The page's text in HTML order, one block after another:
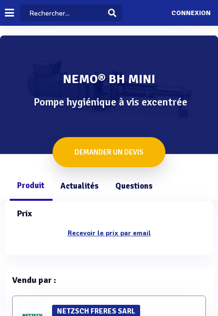
CONNEXION
NEMO® BH MINI
Pompe hygiénique à vis excentrée
DEMANDER UN DEVIS
Produit Actualités Questions
Prix
Recevoir le prix par email
Vendu par :
NETZSCH FRERES SARL